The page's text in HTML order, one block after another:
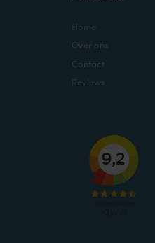
Home
Over ons
Contact
Reviews